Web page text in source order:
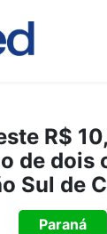
R$
de dois
Sul de
Paraná